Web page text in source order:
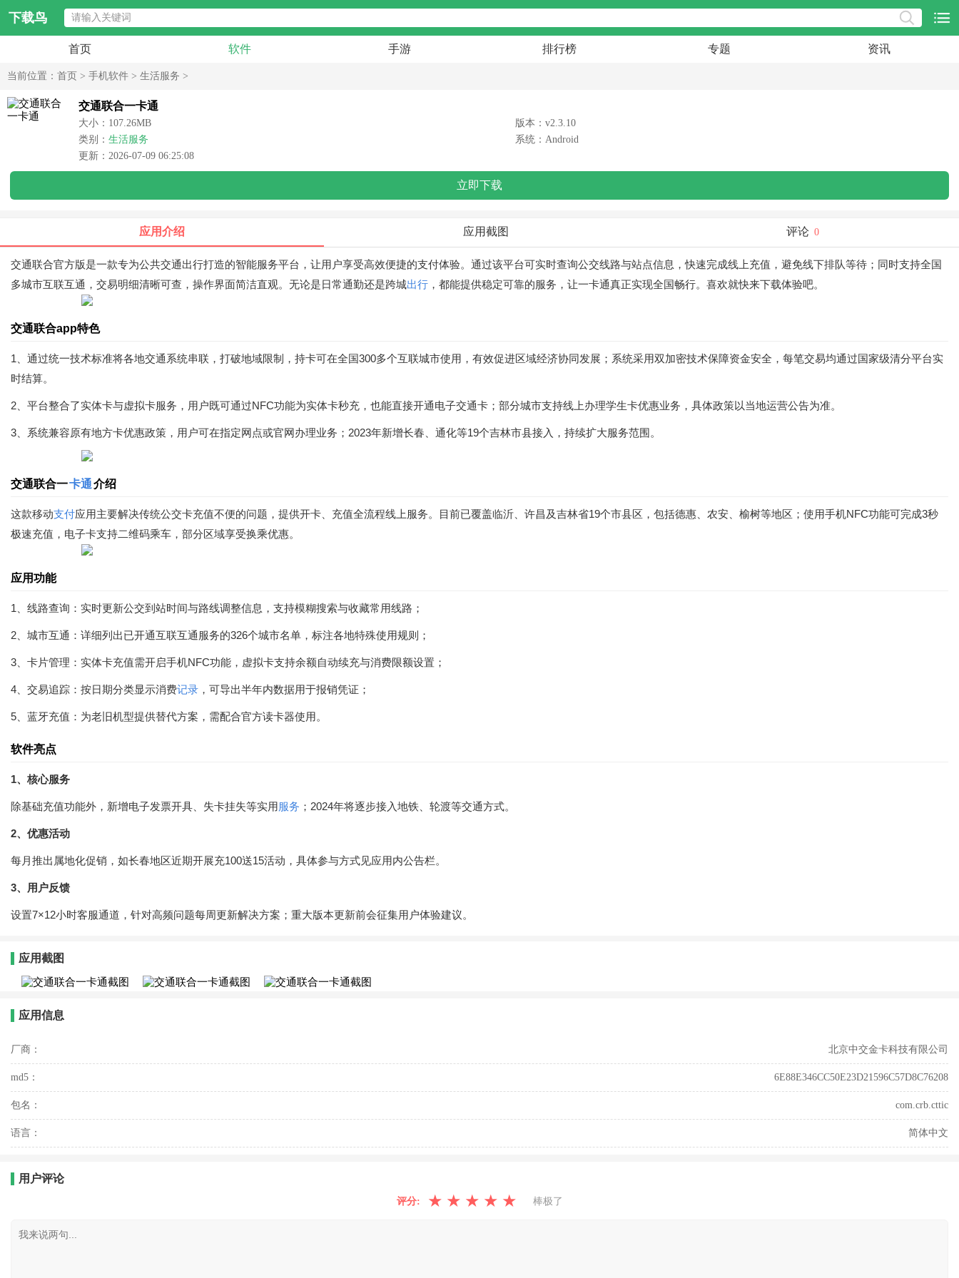
下载鸟
首页 软件 手游 排行榜 专题 资讯
当前位置： 首页 > 手机软件 > 生活服务 >
交通联合一卡通
大小：107.26MB
版本：v2.3.10
类别： 生活服务
系统：Android
更新：2026-07-09 06:25:08
立即下载
应用介绍 应用截图 评论 0
交通联合官方版是一款专为公共交通出行打造的智能服务平台，让用户享受高效便捷的支付体验。通过该平台可实时查询公交线路与站点信息，快速完成线上充值，避免线下排队等待；同时支持全国
多城市互联互通，交易明细清晰可查，操作界面简洁直观。无论是日常通勤还是跨城出行 ，都能提供稳定可靠的服务，让一卡通真正实现全国畅行。喜欢就快来下载体验吧。
交通联合app特色
1、通过统一技术标准将各地交通系统串联，打破地域限制，持卡可在全国300多个互联城市使用，有效促进区域经济协同发展；系统采用双加密技术保障资金安全，每笔交易均通过国家级清分平台实
时结算。
2、平台整合了实体卡与虚拟卡服务，用户既可通过NFC功能为实体卡秒充，也能直接开通电子交通卡；部分城市支持线上办理学生卡优惠业务，具体政策以当地运营公告为准。
3、系统兼容原有地方卡优惠政策，用户可在指定网点或官网办理业务；2023年新增长春、通化等19个吉林市县接入，持续扩大服务范围。
交通联合一卡通介绍
这款移动支付应用主要解决传统公交卡充值不便的问题，提供开卡、充值全流程线上服务。目前已覆盖临沂、许昌及吉林省19个市县区，包括德惠、农安、榆树等地区；使用手机NFC功能可完成3秒
极速充值，电子卡支持二维码乘车，部分区域享受换乘优惠。
应用功能
1、线路查询：实时更新公交到站时间与路线调整信息，支持模糊搜索与收藏常用线路；
2、城市互通：详细列出已开通互联互通服务的326个城市名单，标注各地特殊使用规则；
3、卡片管理：实体卡充值需开启手机NFC功能，虚拟卡支持余额自动续充与消费限额设置；
4、交易追踪：按日期分类显示消费记录 ，可导出半年内数据用于报销凭证；
5、蓝牙充值：为老旧机型提供替代方案，需配合官方读卡器使用。
软件亮点
1、核心服务
除基础充值功能外，新增电子发票开具、失卡挂失等实用服务 ；2024年将逐步接入地铁、轮渡等交通方式。
2、优惠活动
每月推出属地化促销，如长春地区近期开展充100送15活动，具体参与方式见应用内公告栏。
3、用户反馈
设置7×12小时客服通道，针对高频问题每周更新解决方案；重大版本更新前会征集用户体验建议。
应用截图
应用信息
厂商： 北京中交金卡科技有限公司
md5： 6E88E346CC50E23D21596C57D8C76208
包名： com.crb.cttic
语言： 简体中文
用户评论
评分: ★ ★ ★ ★ ★ 棒极了